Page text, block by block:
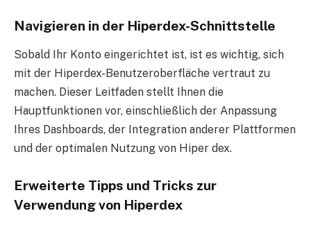
Navigieren in der Hiperdex-Schnittstelle
Sobald Ihr Konto eingerichtet ist, ist es wichtig, sich
mit der Hiperdex-Benutzeroberfläche vertraut zu
machen. Dieser Leitfaden stellt Ihnen die
Hauptfunktionen vor, einschließlich der Anpassung
Ihres Dashboards, der Integration anderer Plattformen
und der optimalen Nutzung von Hiper dex.
Erweiterte Tipps und Tricks zur
Verwendung von Hiperdex